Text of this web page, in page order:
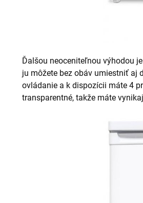
Ďalšou neoceniteľnou výhodou
ju môžete bez obáv umiestniť aj
ovládanie a k dispozícii máte 4
transparentné, takže máte